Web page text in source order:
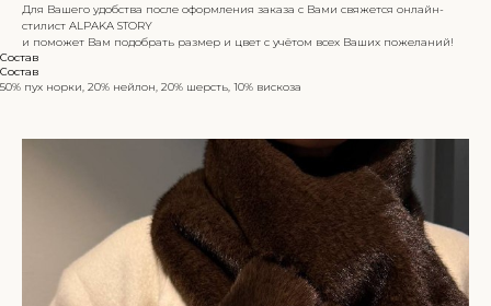
Для Вашего удобства после оформления заказа с Вами свяжется онлайн-
стилист ALPAKA STORY
и поможет Вам подобрать размер и цвет с учётом всех Ваших пожеланий!
Состав
Состав
50% пух норки, 20% нейлон, 20% шерсть, 10% вискоза